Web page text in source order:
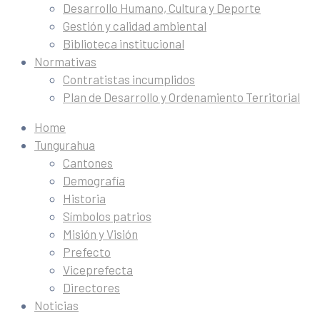
Desarrollo Humano, Cultura y Deporte
Gestión y calidad ambiental
Biblioteca institucional
Normativas
Contratistas incumplidos
Plan de Desarrollo y Ordenamiento Territorial
Home
Tungurahua
Cantones
Demografía
Historia
Símbolos patrios
Misión y Visión
Prefecto
Viceprefecta
Directores
Noticias